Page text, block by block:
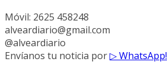
Móvil: 2625 458248
alveardiario@gmail.com
@alveardiario
Envíanos tu noticia por▷ WhatsApp!